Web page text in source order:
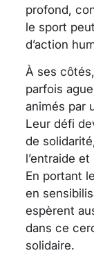
profond,
le sport
d’action
À ses
parfois
animés par
Leur défi
de
l’entraide
En portant
en
espèrent
dans ce
solidaire.